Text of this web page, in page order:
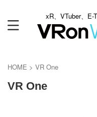
xR、VTuber、E-
HOME > VR One
VR One